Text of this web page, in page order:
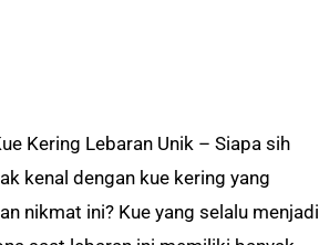
Kering Lebaran Unik – Siapa sih
kenal dengan kue kering yang
nikmat ini? Kue yang selalu menjadi